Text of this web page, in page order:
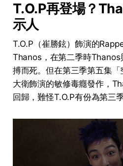
T.O.P再登場？
示人
T.O.P（崔勝鉉）飾演的
Thanos，在第二季時Thanos
搏而死。但在第三季第五集
大衛飾演的敏修毒癮發作，
回歸，難怪T.O.P有份為第三